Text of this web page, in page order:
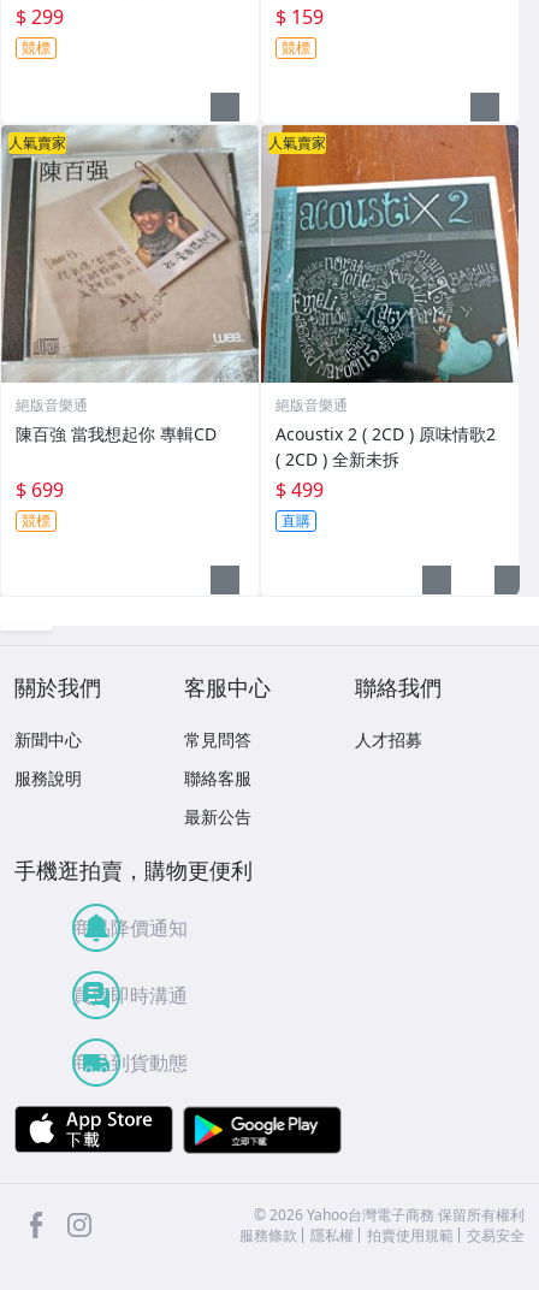
$ 299
競標
$ 159
競標
人氣賣家
絕版音樂通
陳百強 當我想起你 專輯CD
$ 699
競標
人氣賣家
絕版音樂通
Acoustix 2 ( 2CD ) 原味情歌2
( 2CD ) 全新未拆
$ 499
直購
關於我們
新聞中心
服務說明
客服中心
常見問答
聯絡客服
最新公告
聯絡我們
人才招募
手機逛拍賣，購物更便利
商品降價通知
買賣即時溝通
商品到貨動態
APP Store
facebook ©2026 Yahoo台灣電子商務 保留所有權利
服務條款
隱私權 拍賣使用規範 交易安全